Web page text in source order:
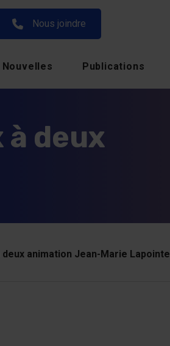
Nous joindre
Nouvelles Publications
à deux
animation Jean-Marie Lapointe